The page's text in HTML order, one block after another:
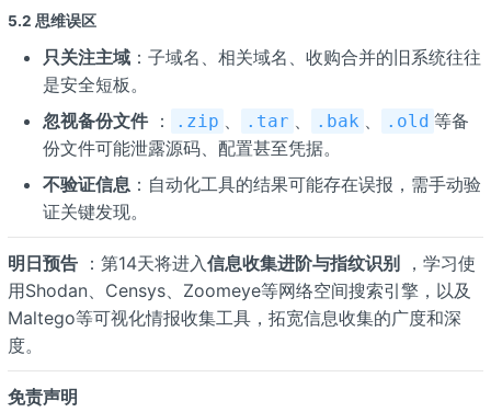
5.2 思维误区
只关注主域：子域名、相关域名、收购合并的旧系统往往
是安全短板。
忽视备份文件： .zip 、 .tar 、 .bak 、 .old 等备
份文件可能泄露源码、配置甚至凭据。
不验证信息：自动化工具的结果可能存在误报，需手动验
证关键发现。
明日预告：第14天将进入信息收集进阶与指纹识别
，学习使
用Shodan、Censys、Zoomeye等网络空间搜索引擎，以及
Maltego等可视化情报收集工具，拓宽信息收集的广度和深
度。
免责声明